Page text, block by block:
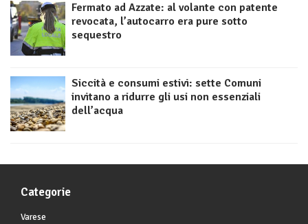
Fermato ad Azzate: al volante con patente
revocata, l’autocarro era pure sotto
sequestro
Siccità e consumi estivi: sette Comuni
invitano a ridurre gli usi non essenziali
dell’acqua
Categorie
Varese